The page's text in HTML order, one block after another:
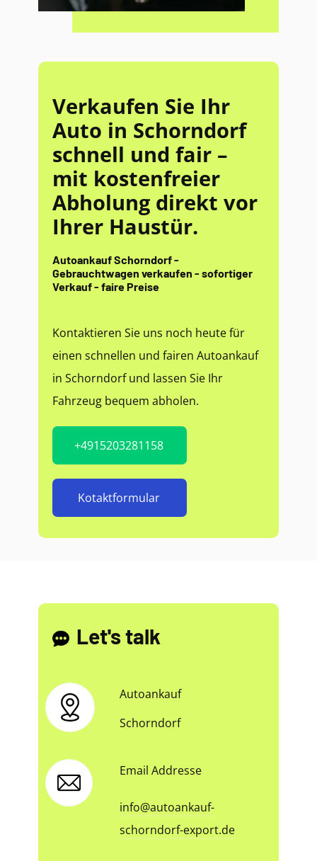
Verkaufen Sie Ihr
Auto in Schorndorf
schnell und fair –
mit kostenfreier
Abholung direkt vor
Ihrer Haustür.
Autoankauf Schorndorf -
Gebrauchtwagen verkaufen - sofortiger
Verkauf - faire Preise
Kontaktieren Sie uns noch heute für
einen schnellen und fairen Autoankauf
in Schorndorf und lassen Sie Ihr
Fahrzeug bequem abholen.
+4915203281158
Kotaktformular
Let's talk
Autoankauf
Schorndorf
Email Addresse
info@autoankauf-
schorndorf-export.de